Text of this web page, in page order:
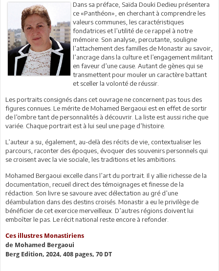
Dans sa préface, Saïda Douki Dedieu présentera
ce «Panthéon», en cherchant à comprendre les
valeurs communes, les caractéristiques
fondatrices et l’utilité de ce rappel à notre
mémoire. Son analyse, percutante, souligne
l’attachement des familles de Monastir au savoir,
l’ancrage dans la culture et l’engagement militant
en faveur d’une cause. Autant de gènes qui se
transmettent pour mouler un caractère battant
et sceller la volonté de réussir.
Les portraits consignés dans cet ouvrage ne concernent pas tous des
figures connues. Le mérite de Mohamed Bergaoui est en effet de sortir
de l’ombre tant de personnalités à découvrir. La liste est aussi riche que
variée. Chaque portrait est à lui seul une page d’histoire.
L’auteur a su, également, au-delà des récits de vie, contextualiser les
parcours, raconter des époques, évoquer des souvenirs personnels qui
se croisent avec la vie sociale, les traditions et les ambitions.
Mohamed Bergaoui excelle dans l’art du portrait. Il y allie richesse de la
documentation, recueil direct des témoignages et finesse de la
rédaction. Son livre se savoure avec délectation au gré d’une
déambulation dans des destins croisés. Monastir a eu le privilège de
bénéficier de cet exercice merveilleux. D’autres régions doivent lui
emboîter le pas. Le récit national reste encore à refonder.
Ces illustres Monastiriens
de Mohamed Bergaoui
Berg Edition, 2024, 408 pages, 70 DT